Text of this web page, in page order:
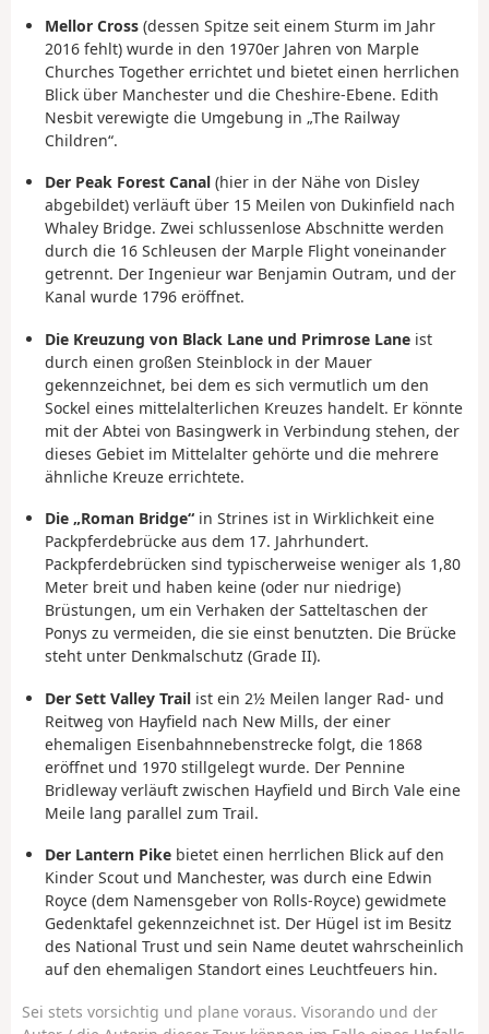
Mellor Cross (dessen Spitze seit einem Sturm im Jahr
2016 fehlt) wurde in den 1970er Jahren von Marple
Churches Together errichtet und bietet einen herrlichen
Blick über Manchester und die Cheshire-Ebene. Edith
Nesbit verewigte die Umgebung in „The Railway
Children“.
Der Peak Forest Canal (hier in der Nähe von Disley
abgebildet) verläuft über 15 Meilen von Dukinfield nach
Whaley Bridge. Zwei schlussenlose Abschnitte werden
durch die 16 Schleusen der Marple Flight voneinander
getrennt. Der Ingenieur war Benjamin Outram, und der
Kanal wurde 1796 eröffnet.
Die Kreuzung von Black Lane und Primrose Lane ist
durch einen großen Steinblock in der Mauer
gekennzeichnet, bei dem es sich vermutlich um den
Sockel eines mittelalterlichen Kreuzes handelt. Er könnte
mit der Abtei von Basingwerk in Verbindung stehen, der
dieses Gebiet im Mittelalter gehörte und die mehrere
ähnliche Kreuze errichtete.
Die „Roman Bridge“ in Strines ist in Wirklichkeit eine
Packpferdebrücke aus dem 17. Jahrhundert.
Packpferdebrücken sind typischerweise weniger als 1,80
Meter breit und haben keine (oder nur niedrige)
Brüstungen, um ein Verhaken der Satteltaschen der
Ponys zu vermeiden, die sie einst benutzten. Die Brücke
steht unter Denkmalschutz (Grade II).
Der Sett Valley Trail ist ein 2½ Meilen langer Rad- und
Reitweg von Hayfield nach New Mills, der einer
ehemaligen Eisenbahnnebenstrecke folgt, die 1868
eröffnet und 1970 stillgelegt wurde. Der Pennine
Bridleway verläuft zwischen Hayfield und Birch Vale eine
Meile lang parallel zum Trail.
Der Lantern Pike bietet einen herrlichen Blick auf den
Kinder Scout und Manchester, was durch eine Edwin
Royce (dem Namensgeber von Rolls-Royce) gewidmete
Gedenktafel gekennzeichnet ist. Der Hügel ist im Besitz
des National Trust und sein Name deutet wahrscheinlich
auf den ehemaligen Standort eines Leuchtfeuers hin.
Sei stets vorsichtig und plane voraus. Visorando und der